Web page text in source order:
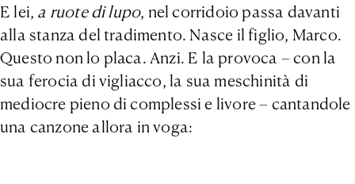
E lei, a ruote di lupo, nel corridoio passa davanti
alla stanza del tradimento. Nasce il figlio, Marco.
Questo non lo placa. Anzi. E la provoca – con la
sua ferocia di vigliacco, la sua meschinità di
mediocre pieno di complessi e livore – cantandole
una canzone allora in voga: